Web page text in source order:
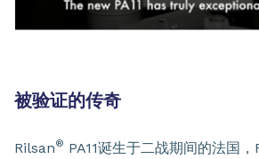
被验证的传奇
Rilsan® PA11诞生于二战期间的法国